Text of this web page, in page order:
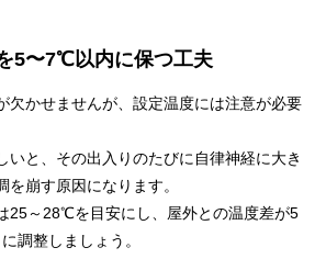
5〜7℃以内に保つ工夫
欠かせませんが、設定温度には注意が必要
いと、その出入りのたびに自律神経に大き
を崩す原因になります。
25～28℃を目安にし、屋外との温度差が5
調整しましょう。